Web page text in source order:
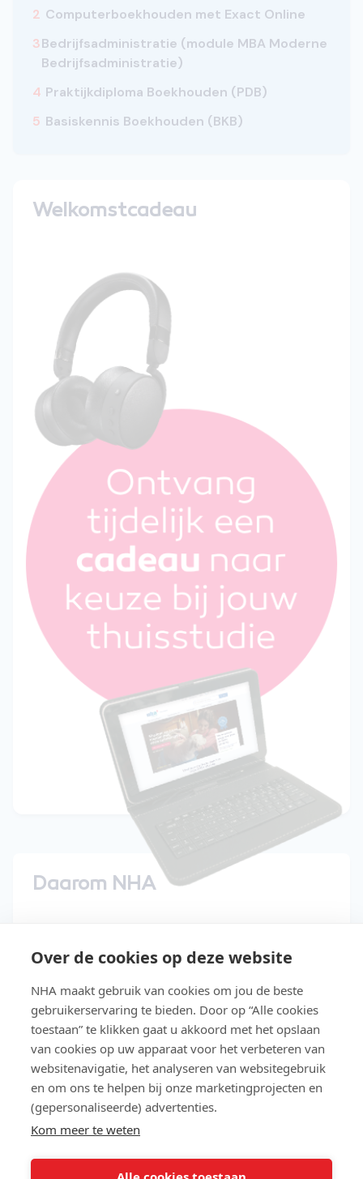
Over de cookies op deze website
NHA maakt gebruik van cookies om jou de beste
gebruikerservaring te bieden. Door op “Alle cookies
toestaan” te klikken gaat u akkoord met het opslaan
van cookies op uw apparaat voor het verbeteren van
websitenavigatie, het analyseren van websitegebruik
en om ons te helpen bij onze marketingprojecten en
(gepersonaliseerde) advertenties.
Kom meer te weten
2 Computerboekhouden met Exact Online
3Bedrijfsadministratie (module MBA Moderne
Bedrijfsadministratie)
4 Praktijkdiploma Boekhouden (PDB)
5 Basiskennis Boekhouden (BKB)
Welkomstcadeau
Daarom NHA
Start direct met de cursus
Studeer in je eigen tempo
Niet geslaagd? Lesgeld terug
Slaag makkelijker met Easy Learning®
Gratis toegang tot de NHA e-
bookbibliotheek
Lees meer over NHA